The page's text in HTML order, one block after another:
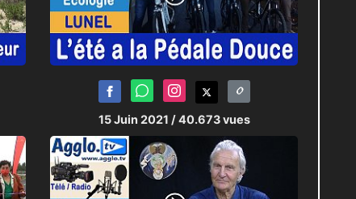
15 Juin 2021 / 40.673 vues